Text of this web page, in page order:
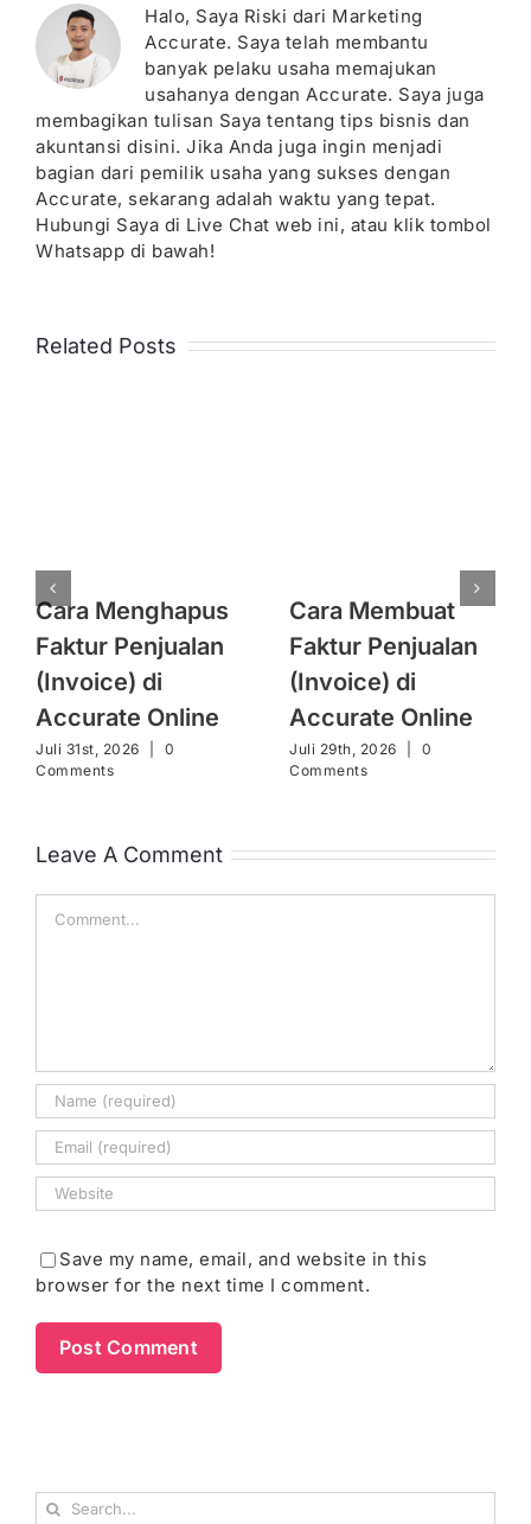
Halo, Saya Riski dari Marketing
Accurate. Saya telah membantu
banyak pelaku usaha memajukan
usahanya dengan Accurate. Saya juga
membagikan tulisan Saya tentang tips bisnis dan
akuntansi disini. Jika Anda juga ingin menjadi
bagian dari pemilik usaha yang sukses dengan
Accurate, sekarang adalah waktu yang tepat.
Hubungi Saya di Live Chat web ini, atau klik tombol
Whatsapp di bawah!
Related Posts
Cara Menghapus
Faktur Penjualan
(Invoice) di
Accurate Online
Juli 31st, 2026
0
Comments
Cara Membuat
Faktur Penjualan
(Invoice) di
Accurate Online
Juli 29th, 2026
0
Comments
Leave A Comment
Save my name, email, and website in this
browser for the next time I comment.
Search